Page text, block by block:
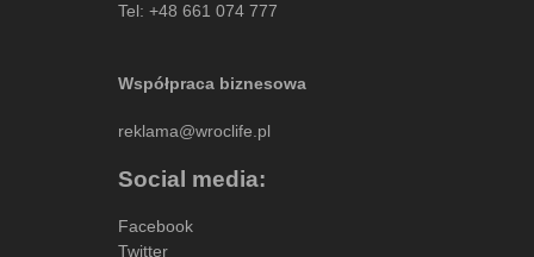
Tel: +48 661 074 777
Współpraca biznesowa
reklama@wroclife.pl
Social media:
Facebook
Twitter